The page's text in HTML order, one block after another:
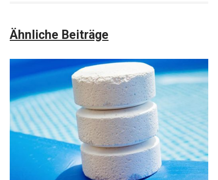
Ähnliche Beiträge